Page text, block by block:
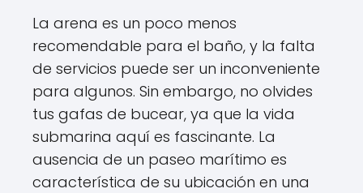
La arena es un poco menos
recomendable para el baño, y la falta
de servicios puede ser un inconveniente
para algunos. Sin embargo, no olvides
tus gafas de bucear, ya que la vida
submarina aquí es fascinante. La
ausencia de un paseo marítimo es
característica de su ubicación en una